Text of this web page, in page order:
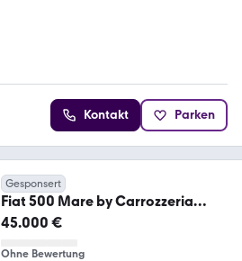
Kontakt Parken
Gesponsert
Fiat 500 Mare by Carrozzeria
Holiday *H-Kennzeichen*
45.000 €
Ohne Bewertung